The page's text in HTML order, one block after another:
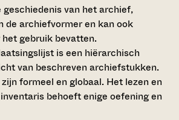
van het archief,
de archiefvormer en kan ook
gebruik bevatten.
is een hiërarchisch
van beschreven archiefstukken.
formeel en globaal. Het lezen en
behoeft enige oefening en